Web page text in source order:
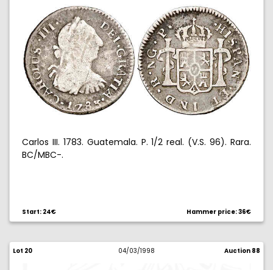
Carlos III. 1783. Guatemala. P. 1/2 real. (V.S. 96). Rara.
BC/MBC-.
Start: 24€ Hammer price: 36€
Lot 20 04/03/1998 Auction 88